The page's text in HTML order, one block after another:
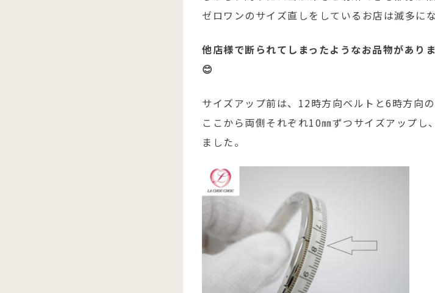
ゼロワンのサイズ直しをしているお店は滅多に
他店様で断られてしまったようなお品物があり
😊
サイズアップ前は、12時方向ベルトと6時方向
ここから両側それぞれ10㎜ずつサイズアップ
ました。